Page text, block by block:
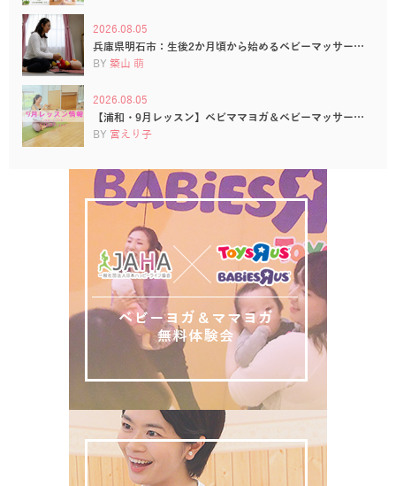
2026.08.05
兵庫県明石市：生後2か月頃から始めるベビーマッサー…
BY 築山 萌
2026.08.05
【浦和・9月レッスン】ベビママヨガ＆ベビーマッサー…
BY 宮えり子